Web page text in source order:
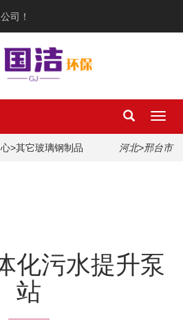
司！
>其它玻璃钢制品 河北>邢台市
化污水提升泵
站